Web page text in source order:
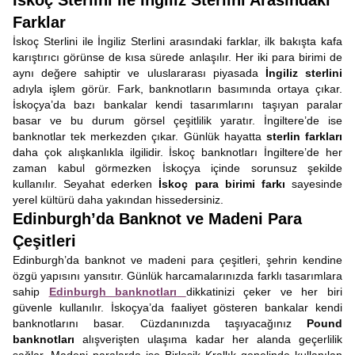
Farklar
İskoç Sterlini ile İngiliz Sterlini arasındaki farklar, ilk bakışta kafa
karıştırıcı görünse de kısa sürede anlaşılır. Her iki para birimi de
aynı değere sahiptir ve uluslararası piyasada İngiliz sterlini
adıyla işlem görür. Fark, banknotların basımında ortaya çıkar.
İskoçya’da bazı bankalar kendi tasarımlarını taşıyan paralar
basar ve bu durum görsel çeşitlilik yaratır. İngiltere’de ise
banknotlar tek merkezden çıkar. Günlük hayatta sterlin farkları
daha çok alışkanlıkla ilgilidir. İskoç banknotları İngiltere’de her
zaman kabul görmezken İskoçya içinde sorunsuz şekilde
kullanılır. Seyahat ederken İskoç para birimi farkı sayesinde
yerel kültürü daha yakından hissedersiniz.
Edinburgh’da Banknot ve Madeni Para
Çeşitleri
Edinburgh’da banknot ve madeni para çeşitleri, şehrin kendine
özgü yapısını yansıtır. Günlük harcamalarınızda farklı tasarımlara
sahip Edinburgh banknotları
dikkatinizi çeker ve her biri
güvenle kullanılır. İskoçya’da faaliyet gösteren bankalar kendi
banknotlarını basar. Cüzdanınızda taşıyacağınız Pound
banknotları alışverişten ulaşıma kadar her alanda geçerlilik